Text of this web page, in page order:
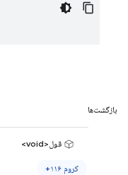
بازگشت‌ها
قول<void>
کروم ۱۱۶+